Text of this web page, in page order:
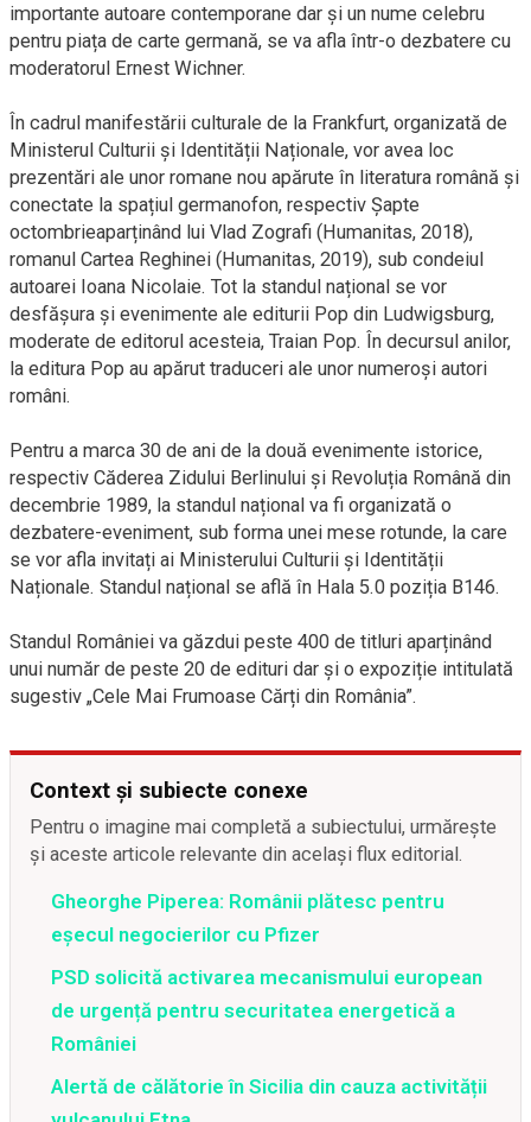
importante autoare contemporane dar și un nume celebru
pentru piața de carte germană, se va afla într-o dezbatere cu
moderatorul Ernest Wichner.
În cadrul manifestării culturale de la Frankfurt, organizată de
Ministerul Culturii și Identității Naționale, vor avea loc
prezentări ale unor romane nou apărute în literatura română și
conectate la spațiul germanofon, respectiv Șapte
octombrieaparținând lui Vlad Zografi (Humanitas, 2018),
romanul Cartea Reghinei (Humanitas, 2019), sub condeiul
autoarei Ioana Nicolaie. Tot la standul național se vor
desfășura și evenimente ale editurii Pop din Ludwigsburg,
moderate de editorul acesteia, Traian Pop. În decursul anilor,
la editura Pop au apărut traduceri ale unor numeroși autori
români.
Pentru a marca 30 de ani de la două evenimente istorice,
respectiv Căderea Zidului Berlinului și Revoluția Română din
decembrie 1989, la standul național va fi organizată o
dezbatere-eveniment, sub forma unei mese rotunde, la care
se vor afla invitați ai Ministerului Culturii și Identității
Naționale. Standul național se află în Hala 5.0 poziția B146.
Standul României va găzdui peste 400 de titluri aparținând
unui număr de peste 20 de edituri dar și o expoziție intitulată
sugestiv „Cele Mai Frumoase Cărți din România”.
Context și subiecte conexe
Pentru o imagine mai completă a subiectului, urmărește
și aceste articole relevante din același flux editorial.
Gheorghe Piperea: Românii plătesc pentru
eșecul negocierilor cu Pfizer
PSD solicită activarea mecanismului european
de urgență pentru securitatea energetică a
României
Alertă de călătorie în Sicilia din cauza activității